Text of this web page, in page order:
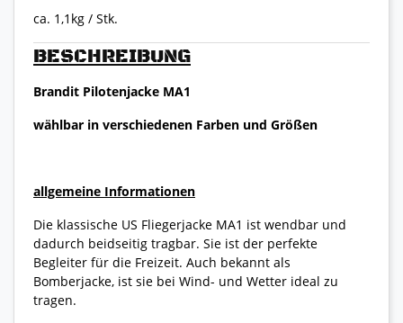
BESCHREIBUNG
Brandit Pilotenjacke MA1
wählbar in verschiedenen Farben und Größen
allgemeine Informationen
Die klassische US Fliegerjacke MA1 ist wendbar und
dadurch beidseitig tragbar. Sie ist der perfekte
Begleiter für die Freizeit. Auch bekannt als
Bomberjacke, ist sie bei Wind- und Wetter ideal zu
tragen.
ca. 1,1kg / Stk.